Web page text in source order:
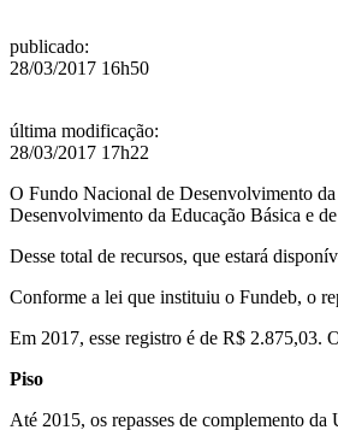
publicado:
28/03/2017 16h50
última modificação:
28/03/2017 17h22
O Fundo Nacional de Desenvolvimento
Desenvolvimento da Educação Básica e
Desse total de recursos, que estará
Conforme a lei que instituiu o Fundeb, o
Em 2017, esse registro é de R$ 2.875,03.
Piso
Até 2015, os repasses de complemento